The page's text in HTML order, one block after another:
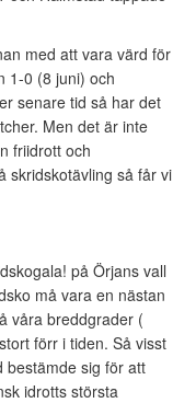
med att vara värd för
1-0 (8 juni) och
senare tid så har det
Men det är inte
friidrott och
skridskotävling så får vi
på Örjans vall
må vara en nästan
våra breddgrader (
förr i tiden. Så visst
sig för att
idrotts största